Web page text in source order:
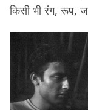
किसी भी रंग, रूप,